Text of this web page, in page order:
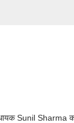
Sunil Sharma